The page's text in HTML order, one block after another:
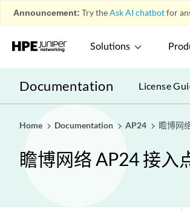
Announcement: Try theAsk AI chatbotfor
Solutions
Documentation License
Home Documentation AP24 瞻博网
瞻博网络 AP24 接入